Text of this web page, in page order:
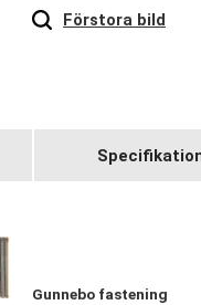
Förstora bild
Gunnebo fastening